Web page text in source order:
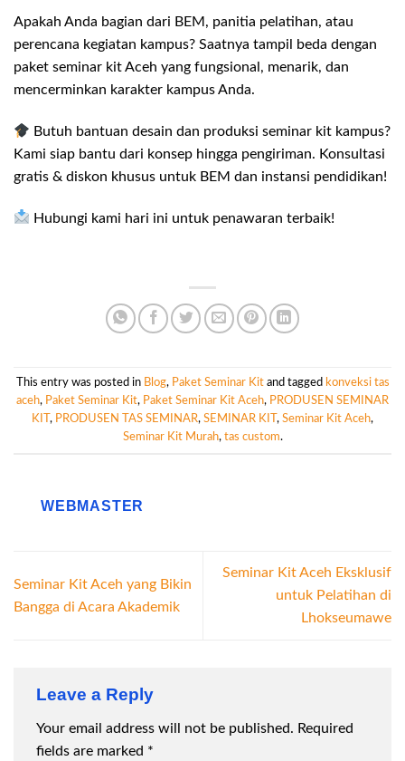
Apakah Anda bagian dari BEM, panitia pelatihan, atau
perencana kegiatan kampus? Saatnya tampil beda dengan
paket seminar kit Aceh yang fungsional, menarik, dan
mencerminkan karakter kampus Anda.
Butuh bantuan desain dan produksi seminar kit kampus?
Kami siap bantu dari konsep hingga pengiriman. Konsultasi
gratis & diskon khusus untuk BEM dan instansi pendidikan!
Hubungi kami hari ini untuk penawaran terbaik!
This entry was posted in Blog, Paket Seminar Kitand tagged konveksi tas
aceh, Paket Seminar Kit, Paket Seminar Kit Aceh, PRODUSEN SEMINAR
KIT , PRODUSEN TAS SEMINAR, SEMINAR KIT , Seminar Kit Aceh,
Seminar Kit Murah, tas custom.
WEBMASTER
Seminar Kit Aceh yang Bikin
Bangga di Acara Akademik
Seminar Kit Aceh Eksklusif
untuk Pelatihan di
Lhokseumawe
Leave a Reply
Your email address will not be published. Required
fields are marked *